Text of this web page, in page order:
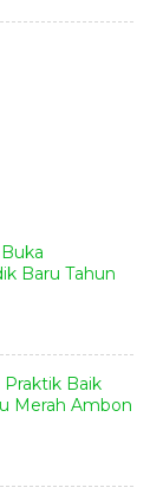
Baru Tahun
Praktik Baik
Merah Ambon